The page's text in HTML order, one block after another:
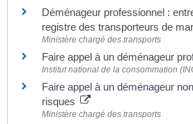
Déménageur professionnel :
registre des transporteurs de
Ministère chargé des transports
Faire appel à un déménageur
Institut national de la consommation
Faire appel à un déménageur
risques
Ministère chargé des transports